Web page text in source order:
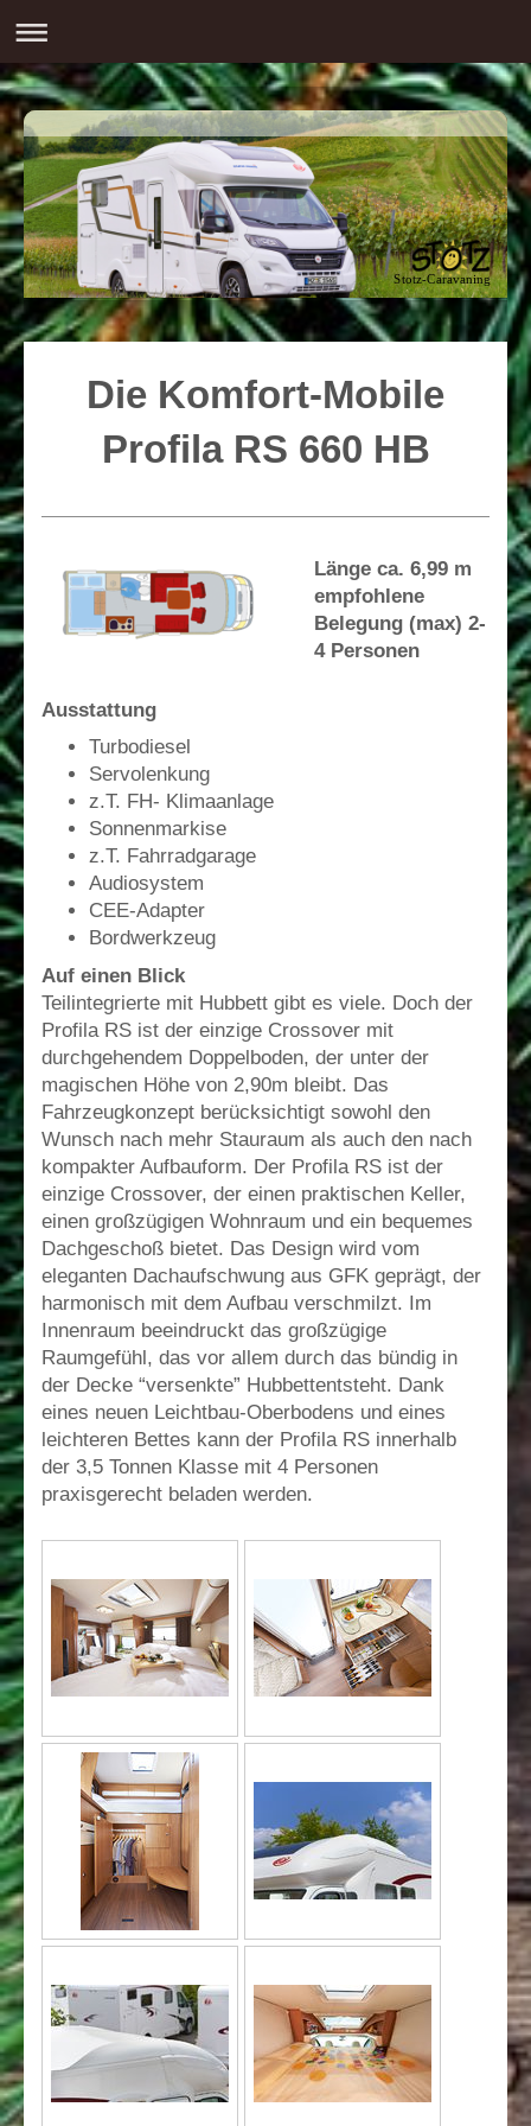
Stotz-Caravaning
Die Komfort-Mobile
Profila RS 660 HB
Länge ca. 6,99 m
empfohlene
Belegung (max) 2-
4 Personen
Ausstattung
Turbodiesel
Servolenkung
z.T. FH- Klimaanlage
Sonnenmarkise
z.T. Fahrradgarage
Audiosystem
CEE-Adapter
Bordwerkzeug
Auf einen Blick
Teilintegrierte mit Hubbett gibt es viele. Doch der
Profila RS ist der einzige Crossover mit
durchgehendem Doppelboden, der unter der
magischen Höhe von 2,90m bleibt. Das
Fahrzeugkonzept berücksichtigt sowohl den
Wunsch nach mehr Stauraum als auch den nach
kompakter Aufbauform. Der Profila RS ist der
einzige Crossover, der einen praktischen Keller,
einen großzügigen Wohnraum und ein bequemes
Dachgeschoß bietet. Das Design wird vom
eleganten Dachaufschwung aus GFK geprägt, der
harmonisch mit dem Aufbau verschmilzt. Im
Innenraum beeindruckt das großzügige
Raumgefühl, das vor allem durch das bündig in
der Decke “versenkte” Hubbettentsteht. Dank
eines neuen Leichtbau-Oberbodens und eines
leichteren Bettes kann der Profila RS innerhalb
der 3,5 Tonnen Klasse mit 4 Personen
praxisgerecht beladen werden.